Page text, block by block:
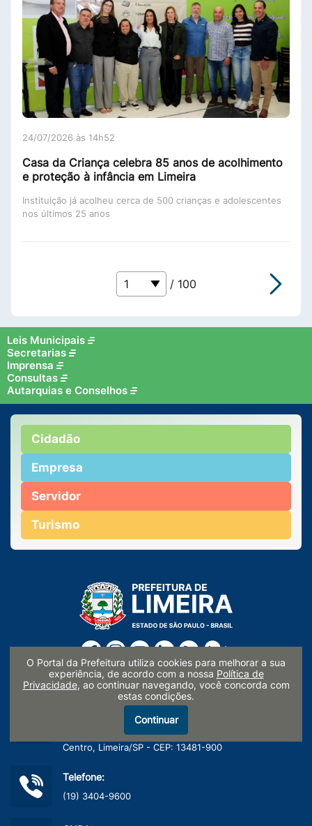
24/07/2026 às 14h52
Casa da Criança celebra 85 anos de acolhimento
e proteção à infância em Limeira
Instituição já acolheu cerca de 500 crianças e adolescentes
nos últimos 25 anos
/ 100
Leis Municipais
Secretarias
Imprensa
Consultas
Autarquias e Conselhos
Cidadão
Empresa
Servidor
Turismo
Paço Municipal Prefeito Waldemar Mattos Silveira
Rua Prefeito Doutor Alberto Ferreira nº 179
Centro, Limeira/SP - CEP: 13481-900
Telefone:
(19) 3404-9600
O Portal da Prefeitura utiliza cookies para melhorar a sua
experiência, de acordo com a nossa Política de
Privacidade, ao continuar navegando, você concorda com
estas condições.
Continuar